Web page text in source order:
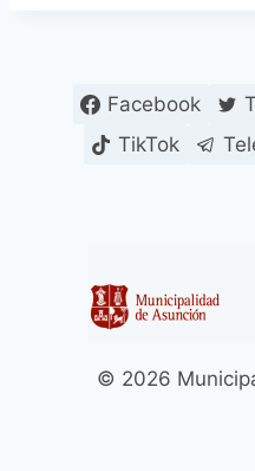
Facebook
TikTok
© 2026